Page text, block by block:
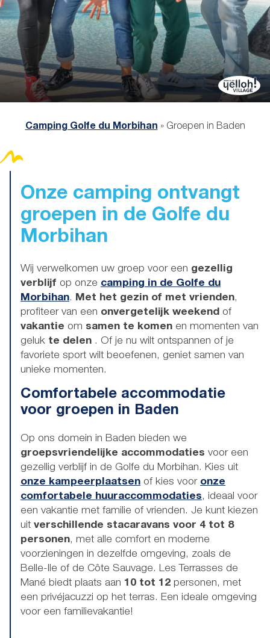
Camping Golfe du Morbihan » Groepen in Baden
Onze camping ontvangt
groepen in de Golfe du
Morbihan
Wij verwelkomen uw groep voor een gezellig
verblijf op onze camping in de Golfe du
Morbihan. Met het gezin of met vrienden,
profiteer van een onvergetelijk weekend of
vakantie om samen te komen en momenten van
geluk te delen . Of je nu wilt ontspannen of je
favoriete sport wilt beoefenen, geniet samen van
unieke momenten.
Comfortabele accommodatie
voor groepen in Baden
Op ons domein in Baden bieden we
groepsvriendelijke accommodaties voor een
gezellig verblijf in de Golfe du Morbihan. Kies uit
onze kampeerplaatsen of kies voor onze
comfortabele huuraccommodaties, ideaal voor
een vakantie met familie of vrienden. Je kunt kiezen
uit verschillende stacaravans voor 4 tot 8
personen, met alle comfort en moderne
voorzieningen in dezelfde omgeving, zoals de
Belle-Ile of de Côte Sauvage. Les Terrasses de
Mané biedt plaats aan 10 tot 12 personen, met
een privéjacuzzi op het terras. Een ideale omgeving
voor een familievakantie!